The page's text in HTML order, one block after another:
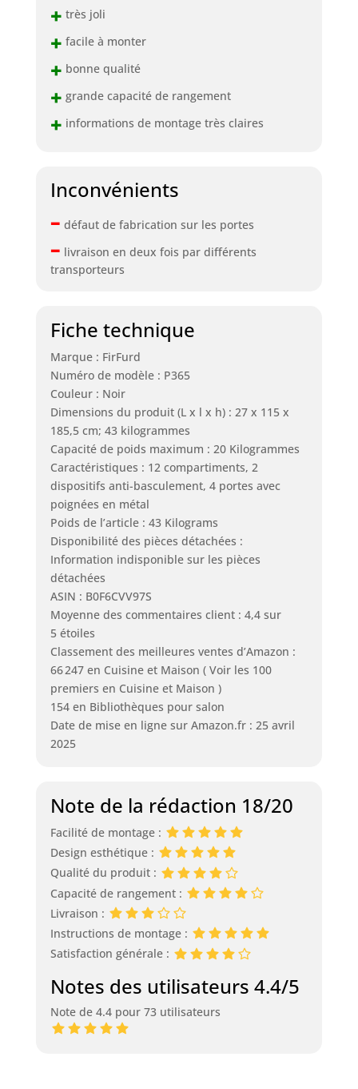
+ très joli
+ facile à monter
+ bonne qualité
+ grande capacité de rangement
+ informations de montage très claires
Inconvénients
– défaut de fabrication sur les portes
– livraison en deux fois par différents
transporteurs
Fiche technique
Marque : FirFurd
Numéro de modèle : P365
Couleur : Noir
Dimensions du produit (L x l x h) : 27 x 115 x
185,5 cm; 43 kilogrammes
Capacité de poids maximum : 20 Kilogrammes
Caractéristiques : 12 compartiments, 2
dispositifs anti-basculement, 4 portes avec
poignées en métal
Poids de l’article : 43 Kilograms
Disponibilité des pièces détachées :
Information indisponible sur les pièces
détachées
ASIN : B0F6CVV97S
Moyenne des commentaires client : 4,4 sur
5 étoiles
Classement des meilleures ventes d’Amazon :
66 247 en Cuisine et Maison ( Voir les 100
premiers en Cuisine et Maison )
154 en Bibliothèques pour salon
Date de mise en ligne sur Amazon.fr : 25 avril
2025
Note de la rédaction 18/20
Facilité de montage :
Design esthétique :
Qualité du produit :
Capacité de rangement :
Livraison :
Instructions de montage :
Satisfaction générale :
Notes des utilisateurs 4.4/5
Note de 4.4 pour 73 utilisateurs